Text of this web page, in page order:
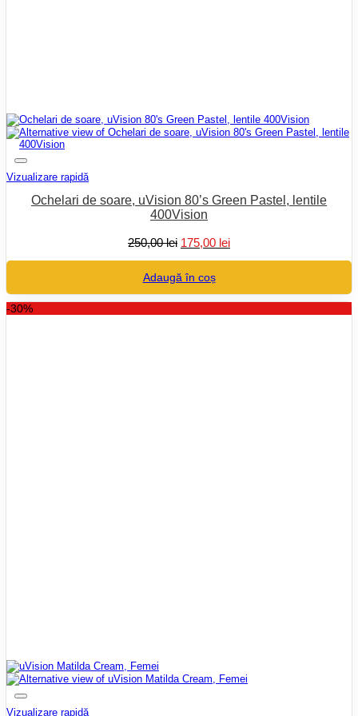
Vizualizare rapidă
Ochelari de soare, uVision 80’s Green Pastel, lentile
400Vision
250,00lei Prețul
fost:
250,00 lei.
175,00 leiPrețul
Adaugă în coș
-30%
Vizualizare rapidă